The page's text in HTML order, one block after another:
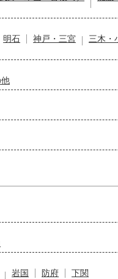
明石 神戸・三宮 三木・
岩国 防府
下関